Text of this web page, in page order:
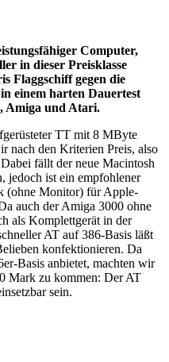
Computer,
in dieser Preisklasse
Flaggschiff gegen die
einem harten Dauertest
Amiga und Atari.
TT mit 8 MByte
nach den Kriterien Preis, also
fällt der neue Macintosh
jedoch ist ein empfohlener
(ohne Monitor) für Apple-
auch der Amiga 3000 ohne
als Komplettgerät in der
AT auf 386-Basis läßt
konfektionieren. Da
Basis anbietet, machten wir
Mark zu kommen: Der AT
sein.